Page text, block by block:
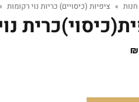
חנות » ציפיות (כיסויים) כריות נוי רקומות
₪